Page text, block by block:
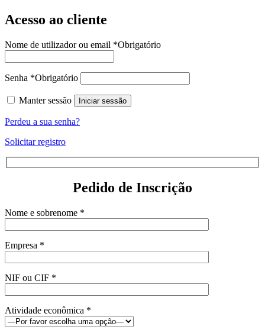
Acesso ao cliente
Nome de utilizador ou email *Obrigatório
Senha *Obrigatório
Manter sessão Iniciar sessão
Perdeu a sua senha?
Solicitar registro
Pedido de Inscrição
Nome e sobrenome *
Empresa *
NIF ou CIF *
Atividade econômica *